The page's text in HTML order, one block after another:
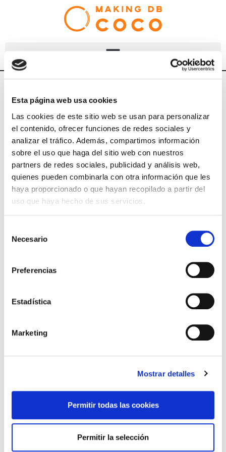
Esta página web usa cookies
Las cookies de este sitio web se usan para personalizar
el contenido, ofrecer funciones de redes sociales y
analizar el tráfico. Además, compartimos información
sobre el uso que haga del sitio web con nuestros
partners de redes sociales, publicidad y análisis web,
quienes pueden combinarla con otra información que les
haya proporcionado o que hayan recopilado a partir del
uso que haya hecho de sus servicios.
Necesario
Preferencias
Estadística
Marketing
Mostrar detalles
Permitir todas las cookies
Permitir la selección
We've evolved.
COCO Making DB is now part of CamelCase
Data.
Combining our expertise with a larger team of
consultants and developers.
828 12 44 30
info@camelcase.es